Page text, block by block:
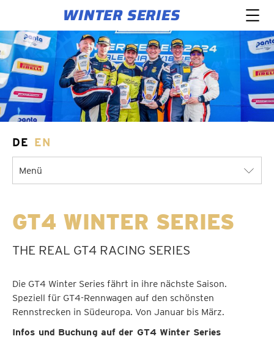
WINTER SERIES
DE EN
Menü
GT4 WINTER SERIES
THE REAL GT4 RACING SERIES
Die GT4 Winter Series fährt in ihre nächste Saison.
Speziell für GT4-Rennwagen auf den schönsten
Rennstrecken in Südeuropa. Von Januar bis März.
Infos und Buchung auf der GT4 Winter Series